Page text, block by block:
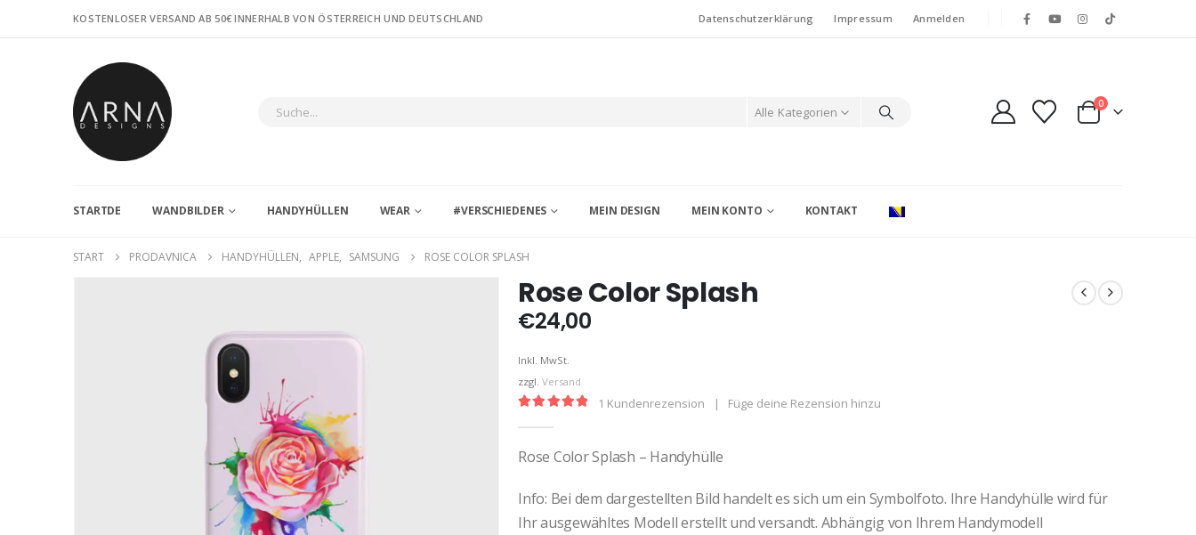
KOSTENLOSER VERSAND AB 50€ INNERHALB VON ÖSTERREICH UND DEUTSCHLAND Datenschutzerklärung Impressum Anmelden
Alle Kategorien
0
STARTDE WANDBILDER HANDYHÜLLEN WEAR #VERSCHIEDENES MEIN DESIGN MEIN KONTO KONTAKT
START PRODAVNICA HANDYHÜLLEN, APPLE, SAMSUNG ROSE COLOR SPLASH
Rose Color Splash
€24,00
Inkl. MwSt.
zzgl. Versand
1 Kundenrezension | Füge deine Rezension hinzu
Rose Color Splash – Handyhülle
Info: Bei dem dargestellten Bild handelt es sich um ein Symbolfoto. Ihre Handyhülle wird für
Ihr ausgewähltes Modell erstellt und versandt. Abhängig von Ihrem Handymodell